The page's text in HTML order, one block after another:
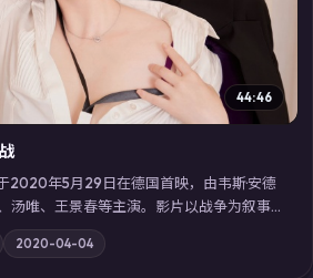
44:46
2020年5月29日在德国首映，由韦斯·安德
汤唯、王景春等主演。影片以战争为叙事
在倒计时结束前做出抉择；摄影与配乐强
通过「国产免费观看高清电视剧在线看」
2020-04-04